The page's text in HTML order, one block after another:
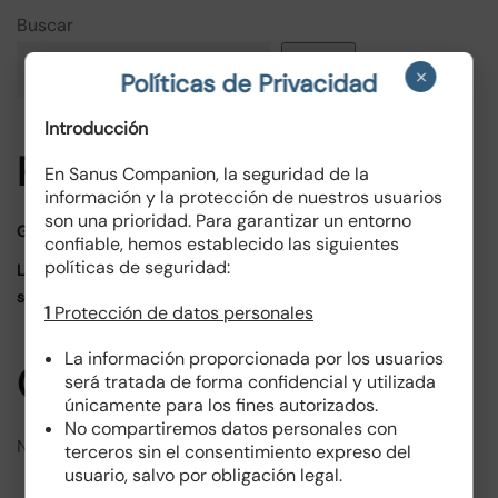
Buscar
Buscar
Publicaciones recientes
Gestión integral de riesgos
La importancia de la gobernanza corporativa en la
sostenibilidad empresarial
Comentarios recientes
No hay comentarios que mostrar.
Políticas de Privacidad
Introducción
En Sanus Companion, la seguridad de la
información y la protección de nuestros usuarios
son una prioridad. Para garantizar un entorno
confiable, hemos establecido las siguientes
políticas de seguridad:
1 Protección de datos personales
La información proporcionada por los usuarios
será tratada de forma confidencial y utilizada
únicamente para los fines autorizados.
No compartiremos datos personales con
terceros sin el consentimiento expreso del
usuario, salvo por obligación legal.
×